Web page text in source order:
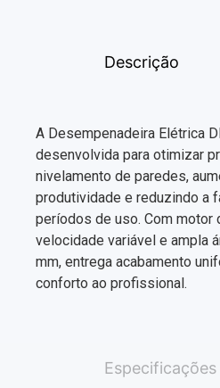
Descrição
A Desempenadeira Elétrica
desenvolvida para otimizar
nivelamento de paredes,
produtividade e reduzindo a
períodos de uso. Com motor
velocidade variável e ampla
mm, entrega acabamento
conforto ao profissional.